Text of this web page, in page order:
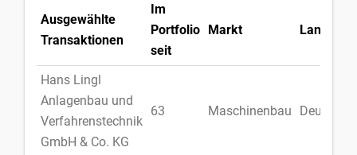
Ausgewählte
Transaktionen
Im
Portfolio
seit
Markt Land
Hans Lingl
Anlagenbau und
Verfahrenstechnik
GmbH & Co. KG
63 Maschinenbau